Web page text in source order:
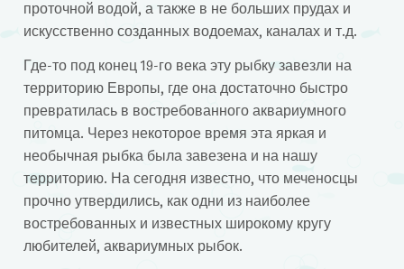
проточной водой, а также в не больших прудах и
искусственно созданных водоемах, каналах и т.д.
Где-то под конец 19-го века эту рыбку завезли на
территорию Европы, где она достаточно быстро
превратилась в востребованного аквариумного
питомца. Через некоторое время эта яркая и
необычная рыбка была завезена и на нашу
территорию. На сегодня известно, что меченосцы
прочно утвердились, как одни из наиболее
востребованных и известных широкому кругу
любителей, аквариумных рыбок.